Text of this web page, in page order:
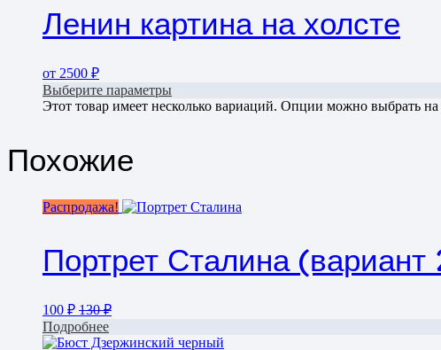
Ленин картина на холсте
от 2500 ₽
Выберите параметры
Этот товар имеет несколько вариаций. Опции можно выбрать на
Похожие
Распродажа!
Портрет Сталина (вариант
100 ₽ 130₽
Подробнее